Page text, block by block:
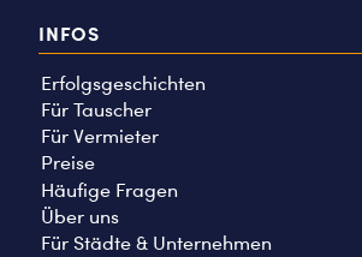
INFOS
Erfolgsgeschichten
Für Tauscher
Für Vermieter
Preise
Häufige Fragen
Über uns
Für Städte & Unternehmen